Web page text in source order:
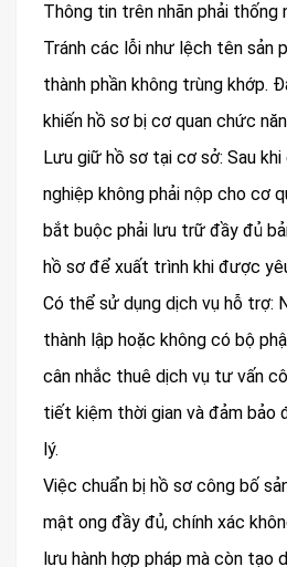
Thông tin trên nhãn phải thống
Tránh các lỗi như lệch tên sản
thành phần không trùng khớp.
khiến hồ sơ bị cơ quan chức
Lưu giữ hồ sơ tại cơ sở: Sau
nghiệp không phải nộp cho cơ
bắt buộc phải lưu trữ đầy đủ
hồ sơ để xuất trình khi được
Có thể sử dụng dịch vụ hỗ trợ:
thành lập hoặc không có bộ
cân nhắc thuê dịch vụ tư vấn
tiết kiệm thời gian và đảm bảo
lý.
Việc chuẩn bị hồ sơ công bố
mật ong đầy đủ, chính xác
lưu hành hợp pháp mà còn tạo